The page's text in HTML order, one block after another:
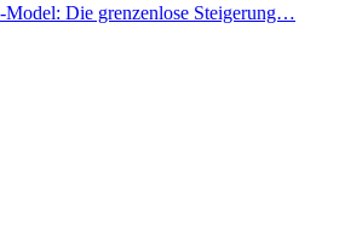
Die grenzenlose Steigerung…